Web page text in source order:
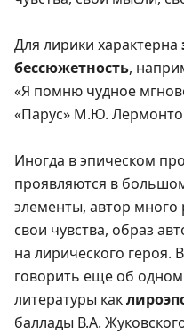
Для лирики характерна
бессюжетность,
«Я помню чудное
«Парус» М.Ю.
Иногда в эпическом
проявляются в
элементы, автор
свои чувства, образ
на лирического героя.
говорить еще об
литературы как
баллады В.А.